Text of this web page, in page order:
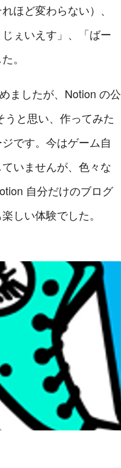
ほど変わらない）、
ぇいえす」、「ばー
。
ましたが、Notion の公
と思い、作ってみた
です。今はゲーム自
いませんが、色々な
自分だけのブログ
しい体験でした。